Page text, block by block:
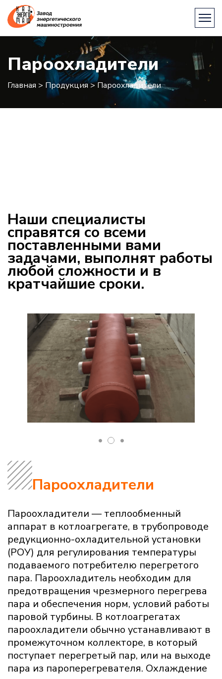
Пароохладители
Главная > Продукция>Пароохладители
Наши специалисты
справятся со всеми
поставленными вами
задачами, выполнят работы
любой сложности и в
кратчайшие сроки.
Пароохладители
Пароохладители — теплообменный
аппарат в котлоагрегате, в трубопроводе
редукционно-охладительной установки
(РОУ) для регулирования температуры
подаваемого потребителю перегретого
пара. Пароохладитель необходим для
предотвращения чрезмерного перегрева
пара и обеспечения норм, условий работы
паровой турбины. В котлоагрегатах
пароохладители обычно устанавливают в
промежуточном коллекторе, в который
поступает перегретый пар, или на выходе
пара из пароперегревателя. Охлаждение